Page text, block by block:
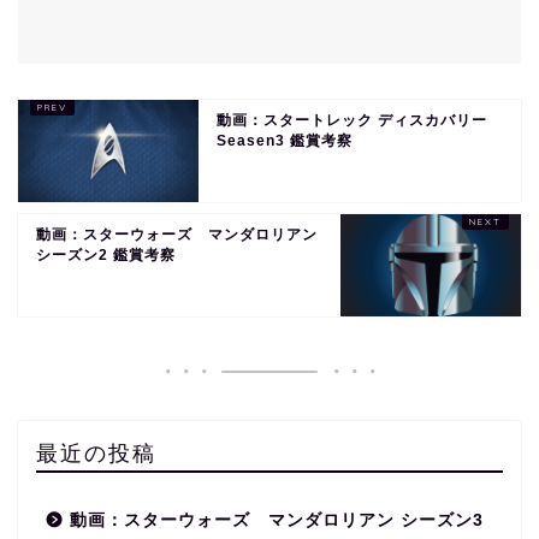
動画：スタートレック ディスカバリー
Seasen3 鑑賞考察
動画：スターウォーズ マンダロリアン
シーズン2 鑑賞考察
最近の投稿
動画：スターウォーズ マンダロリアン シーズン3